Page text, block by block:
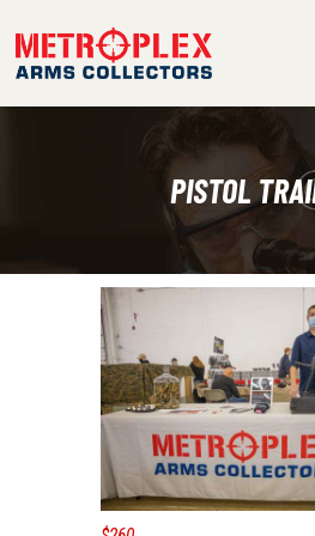
PISTOL
METROPLEX ARMS
A new experience for gun
HOME
EVENTS
GALLERY
RANGE CONSULTING
GET IN TOUCH